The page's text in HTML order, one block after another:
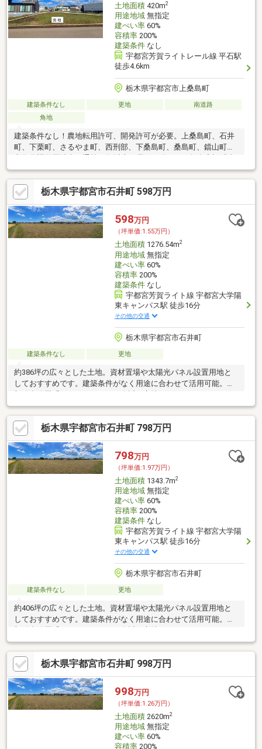
土地面積420m2
用途地域無指定
建ぺい率60%
容積率200%
建築条件なし
宇都宮芳賀ライトレール線 平石駅
徒歩4.6km
栃木県宇都宮市上桑島町
建築条件なし 更地
南道路
角地
建築条件なし！農地転用許可、開発許可が必要。上桑島町、石井
町、下栗町、さるやま町、西刑部、下桑島町、桑島町、鐺山町の
要。セットバック不要。上水道引込み可。土地100坪以上、更地
渡し、市街地が近い、陽当り良好、南側道路面す、角地、前面棟
無、平坦地栃木県宇都宮市石井町 598万円
598万円
（坪単価:1.55万円）
土地面積1276.54m2
用途地域無指定
建ぺい率60%
容積率200%
建築条件なし
宇都宮芳賀ライト線 宇都宮大学陽
東キャンパス駅 徒歩16分
その他の交通
栃木県宇都宮市石井町
建築条件なし 更地
約386坪の広々とした土地。資材置場や太陽光パネル設置用地と
しておすすめです。建築条件がなく用途に合わせて活用可能。東
部総合公園「アークタウン」が身近な立地です。
栃木県宇都宮市石井町 798万円
798万円
（坪単価:1.97万円）
土地面積1343.7m2
用途地域無指定
建ぺい率60%
容積率200%
建築条件なし
宇都宮芳賀ライト線 宇都宮大学陽
東キャンパス駅 徒歩16分
その他の交通
栃木県宇都宮市石井町
建築条件なし 更地
約406坪の広々とした土地。資材置場や太陽光パネル設置用地と
しておすすめです。建築条件がなく用途に合わせて活用可能。東
栃木県宇都宮市石井町 998万円
998万円
（坪単価:1.26万円）
土地面積2620m2
用途地域無指定
建ぺい率60%
容積率200%